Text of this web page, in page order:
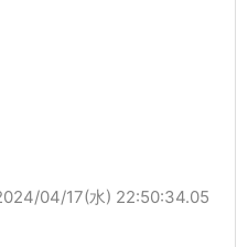
04/17(水) 22:50:34.05